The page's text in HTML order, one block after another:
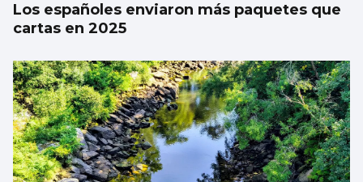
Los españoles enviaron más paquetes que
cartas en 2025